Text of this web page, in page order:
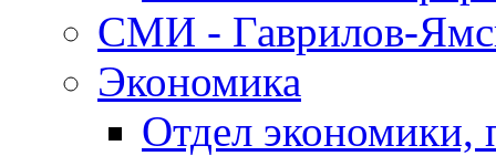
СМИ - Гаврилов-
Экономика
Отдел экономики,